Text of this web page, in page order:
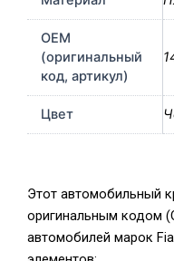
OEM
(оригинальный
код, артикул)
Цвет
Этот автомобильный
оригинальным кодом
автомобилей марок